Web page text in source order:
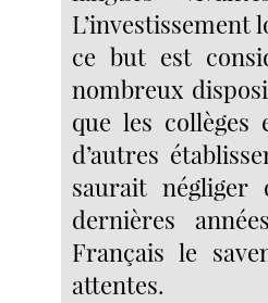
ce but est
nombreux
que les collèges
d’autres
saurait
dernières
Français le
attentes.